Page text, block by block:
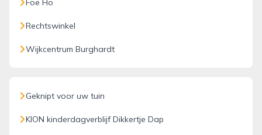
Foe Ho
Rechtswinkel
Wijkcentrum Burghardt
Geknipt voor uw tuin
KION kinderdagverblijf Dikkertje Dap